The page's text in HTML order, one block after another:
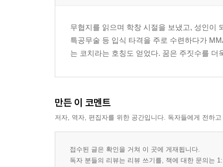
무협지를 읽으며 학창 시절을 보냈고, 성인이
특공무술 등 입식 타격을 주로 수련하다가
는 코치라는 호칭도 얻었다. 꿈은 주짓수를
만든 이 코멘트
저자, 역자, 편집자를 위한 공간입니다. 독자들에게 전하
접수된 글은 확인을 거쳐 이 곳에 게재됩니다.
독자 분들의 리뷰는 리뷰 쓰기를, 책에 대한 문의는